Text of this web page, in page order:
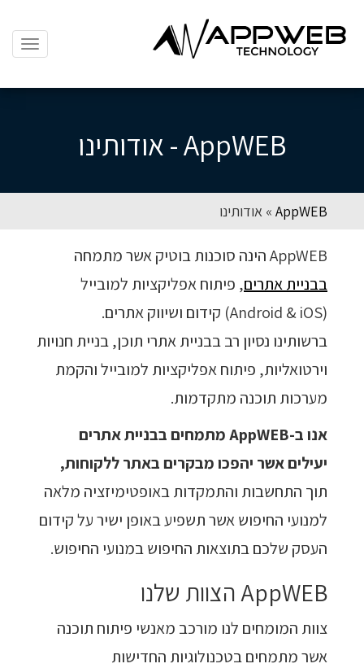
AppWEB - אודותינו
AppWEB
» אודותינו
AppWEB הינה סוכנות בוטיק אשר מתמחה
בבניית אתרים, פיתוח אפליקציות למובייל
(Android & iOS) קידום ושיווק אתרים.
ברשותינו נסיון רב בבניית אתרי תוכן, בניית חנויות
וירטואליות, פיתוח אפליקציות למובייל והקמת
מערכות תוכנה מתקדמות.
אנו ב-AppWEB מתמחים בבניית אתרים
יעילים אשר יהפכו מבקרים באתר ללקוחות,
תוך התחשבות והתמקדות באופטימיזציה מלאה
למנועי החיפוש אשר תשפיע באופן ישיר על קידום
העסק שלכם בתוצאות החיפוש במנועי החיפוש.
AppWEB הצוות שלנו
צוות המומחים לנו מורכב מאנשי פיתוח תוכנה
אשר מתמחים בטכנולוגיות החדישות